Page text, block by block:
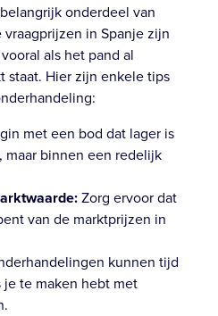
onderdeel van
in Spanje zijn
als het pand al
staat. Hier zijn enkele tips
met een bod dat lager is
maar binnen een redelijk
Zorg ervoor dat
van de marktprijzen in
kunnen tijd
je te maken hebt met